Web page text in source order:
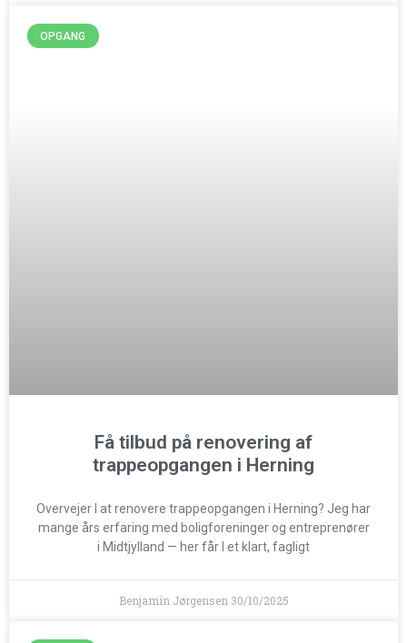
OPGANG
Få tilbud på renovering af
trappeopgangen i Herning
Overvejer I at renovere trappeopgangen i Herning? Jeg har
mange års erfaring med boligforeninger og entreprenører
i Midtjylland — her får I et klart, fagligt
Benjamin Jørgensen 30/10/2025